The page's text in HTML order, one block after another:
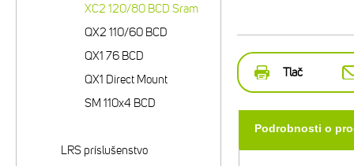
Tlač
Podrobnosti o
XC2 120/80 BCD Sram
QX2 110/60 BCD
QX1 76 BCD
QX1 Direct Mount
SM 110x4 BCD
LRS príslušenstvo